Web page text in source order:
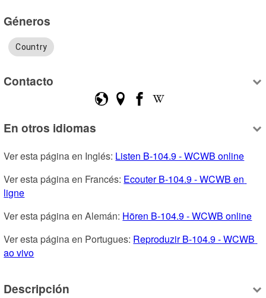
Géneros
Country
Contacto
En otros idiomas
Ver esta página en Inglés: Listen B-104.9 - WCWB online
Ver esta página en Francés: Ecouter B-104.9 - WCWB en
ligne
Ver esta página en Alemán: Hören B-104.9 - WCWB online
Ver esta página en Portugues: Reproduzir B-104.9 - WCWB
ao vivo
Descripción